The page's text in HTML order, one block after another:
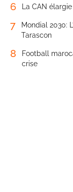
6 La CAN
7
Mondial 2030:
Tarascon
8
Football
crise